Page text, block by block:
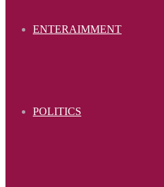
ENTERAIMMENT
POLITICS